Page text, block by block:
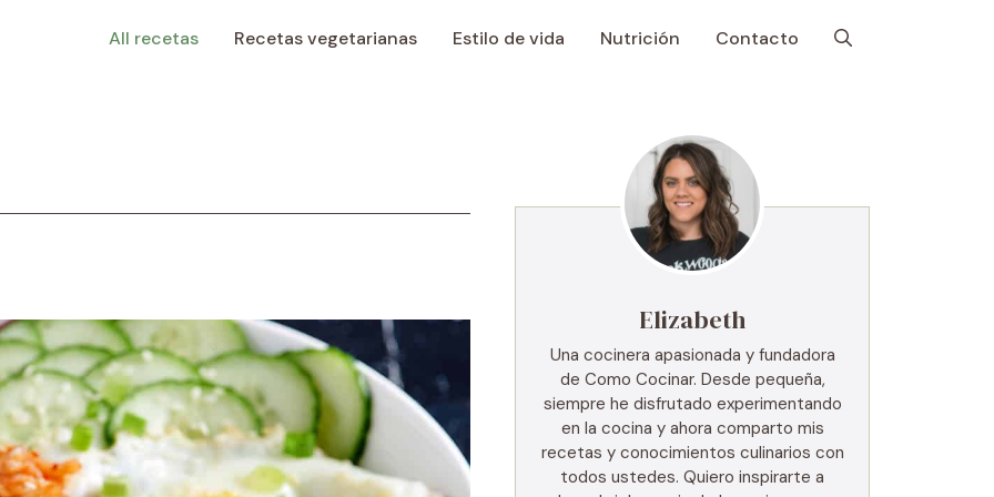
All recetas Recetas vegetarianas Estilo de vida Nutrición Contacto
Elizabeth
Una cocinera apasionada y fundadora
de Como Cocinar. Desde pequeña,
siempre he disfrutado experimentando
en la cocina y ahora comparto mis
recetas y conocimientos culinarios con
todos ustedes. Quiero inspirarte a